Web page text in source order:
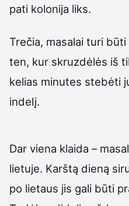
pati kolonija liks.
Trečia, masalai turi
ten, kur skruzdėlės iš
kelias minutes stebėti
indelį.
Dar viena klaida –
lietuje. Karštą dieną
po lietaus jis gali būti